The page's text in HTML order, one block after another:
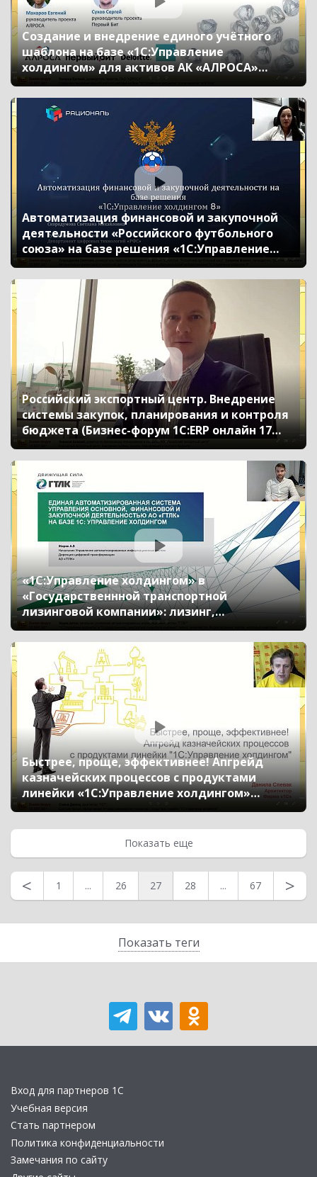
Показать теги
Создание и внедрение единого учётного
шаблона на базе «1С:Управление
холдингом» для активов АК «АЛРОСА»
(Бизнес-форум 1С:ERP онлайн 17 ноября 2021
г., Макаров Евгений, ПАО «АЛРОСА»)
Автоматизация финансовой и закупочной
деятельности «Российского футбольного
союза» на базе решения «1С:Управление
холдингом 8» (Бизнес-форум 1С:ERP онлайн
17 ноября 2021 г., Скородумова Светлана,
«Российский футбольный союз», Смирнов
Николай, «Рациональ»)
Российский экспортный центр. Внедрение
системы закупок, планирования и контроля
бюджета (Бизнес-форум 1С:ERP онлайн 17
ноября 2021 г., Новиков Алексей, АО
«Российский экспортный центр»)
«1С:Управление холдингом» в
«Государственнной транспортной
лизинговой компании»: лизинг,
казначейство, бюджетирование, закупки,
налоговый мониторинг (Бизнес-форум 1С:ERP
онлайн 17 ноября 2021 г., Жиряк Антон,
«ГТЛК»)
Быстрее, проще, эффективнее! Апгрейд
казначейских процессов с продуктами
линейки «1С:Управление холдингом»
(Бизнес-форум 1С:ERP онлайн 17 ноября 2021
Показать еще
< 1 ... 26 27 28 ... 67 >
Вход для партнеров 1С
Учебная версия
Стать партнером
Политика конфиденциальности
Замечания по сайту